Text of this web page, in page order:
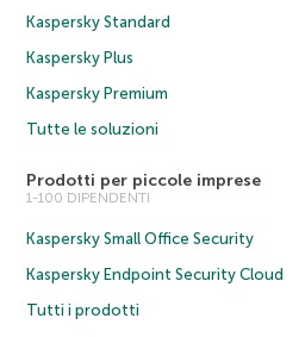
Kaspersky Standard
Kaspersky Plus
Kaspersky Premium
Tutte le soluzioni
Prodotti per piccole imprese
1-100 DIPENDENTI
Kaspersky Small Office Security
Kaspersky Endpoint Security Cloud
Tutti i prodotti